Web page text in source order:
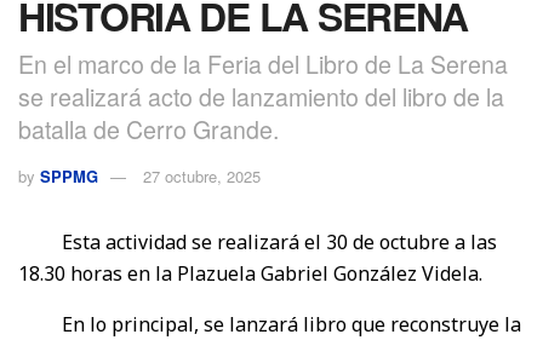
HISTORIA DE LA SERENA
En el marco de la Feria del Libro de La Serena
se realizará acto de lanzamiento del libro de la
batalla de Cerro Grande.
by SPPMG 27 octubre, 2025
Esta actividad se realizará el 30 de octubre a las
18.30 horas en la Plazuela Gabriel González Videla.
En lo principal, se lanzará libro que reconstruye la